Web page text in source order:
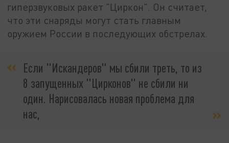
гиперзвуковых ракет "Циркон". Он считает,
что эти снаряды могут стать главным
оружием России в последующих обстрелах.
Если "Искандеров" мы сбили треть, то из
8 запущенных "Цирконов" не сбили ни
один. Нарисовалась новая проблема для
нас,